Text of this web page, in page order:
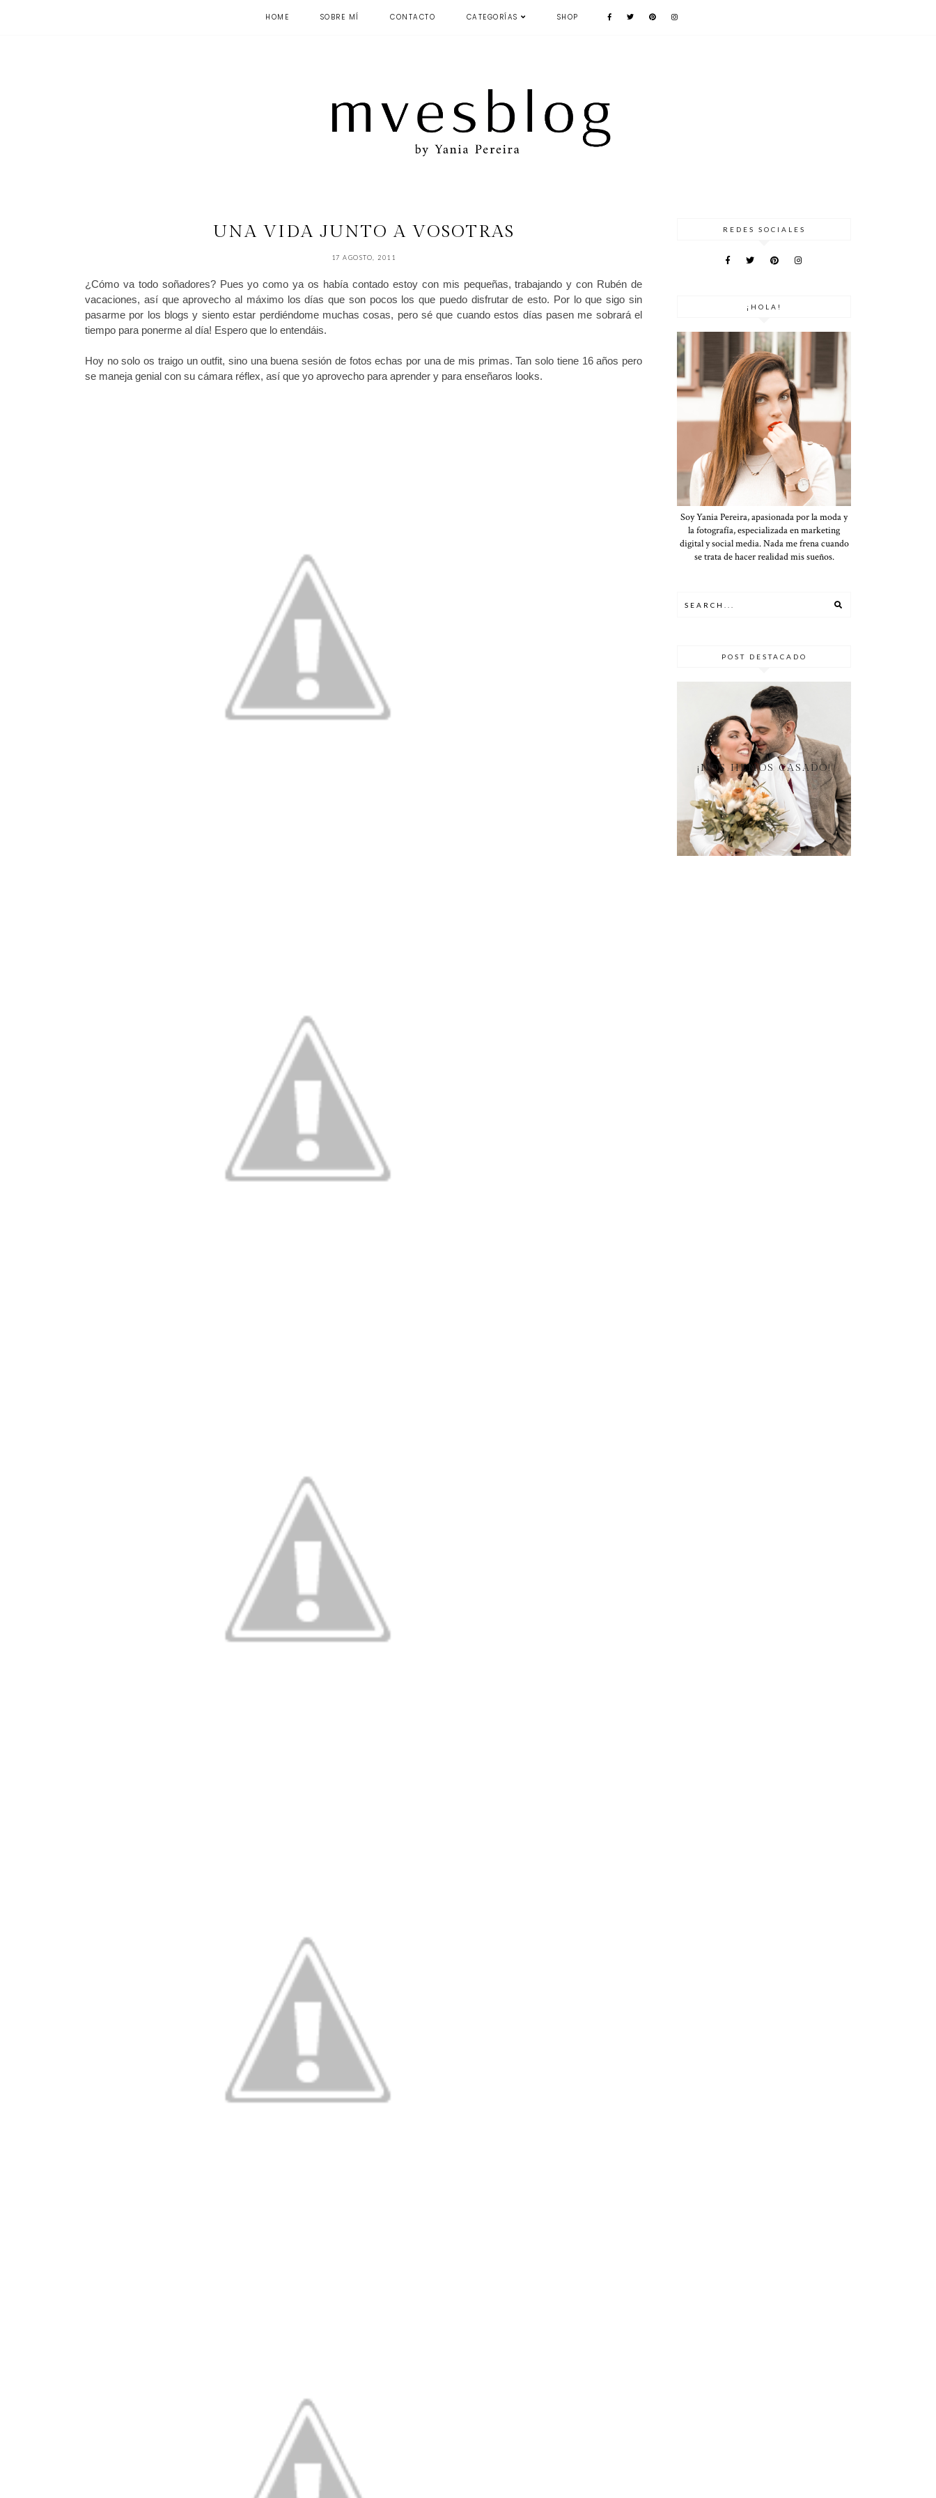
HOME SOBRE MÍ CONTACTO CATEGORÍAS SHOP
UNA VIDA JUNTO A VOSOTRAS
17 AGOSTO, 2011
¿Cómo va todo soñadores? Pues yo como ya os había contado estoy con mis pequeñas, trabajando y con Rubén de
vacaciones, así que aprovecho al máximo los días que son pocos los que puedo disfrutar de esto. Por lo que sigo sin
pasarme por los blogs y siento estar perdiéndome muchas cosas, pero sé que cuando estos días pasen me sobrará el
tiempo para ponerme al día! Espero que lo entendáis.
Hoy no solo os traigo un outfit, sino una buena sesión de fotos echas por una de mis primas. Tan solo tiene 16 años pero
se maneja genial con su cámara réflex, así que yo aprovecho para aprender y para enseñaros looks.
REDES SOCIALES
¡HOLA!
Soy Yania Pereira, apasionada por la moda y
la fotografía, especializada en marketing
digital y social media. Nada me frena cuando
se trata de hacer realidad mis sueños.
POST DESTACADO
¡NOS HEMOS CASADO!